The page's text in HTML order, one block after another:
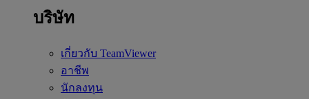
บริษัท
เกี่ยวกับ TeamViewer
อาชีพ
นักลงทุน